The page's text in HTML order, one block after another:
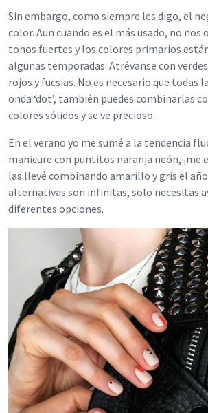
Sin embargo, como siempre les digo, el
color. Aun cuando es el más usado, no nos
tonos fuertes y los colores primarios
algunas temporadas. Atrévanse con
rojos y fucsias. No es necesario que todas
onda ‘dot’, también puedes combinarlas
colores sólidos y se ve precioso.
En el verano yo me sumé a la tendencia
manicure con puntitos naranja neón, ¡me
las llevé combinando amarillo y gris el
alternativas son infinitas, solo necesitas
diferentes opciones.